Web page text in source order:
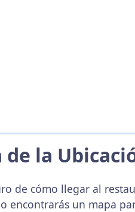
de la
de cómo llegar al
encontrarás un mapa